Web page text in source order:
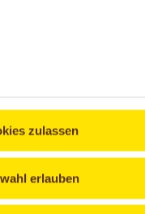
zulassen
erlauben
zurückgeht.Traditionell
Zutaten hergestellt
intensiven Geschmack
ist das Highlight auf
mit einer